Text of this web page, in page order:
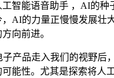
智能语音助手 ，AI的种
AI的力量正慢慢发展壮
向前进。
品走入我们的视野后
能性。尤其是探索将人